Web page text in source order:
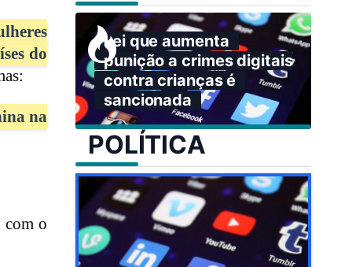
do
na
com o
Lei que aumenta
punição a crimes digitais
contra crianças é
sancionada
POLÍTICA